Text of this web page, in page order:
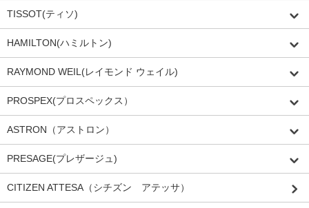
TISSOT(ティソ)
HAMILTON(ハミルトン)
RAYMOND WEIL(レイモンド ウェイル)
PROSPEX(プロスペックス）
ASTRON（アストロン）
PRESAGE(プレザージュ)
CITIZEN ATTESA（シチズン アテッサ）